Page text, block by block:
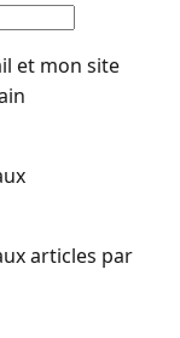
et mon site
articles par